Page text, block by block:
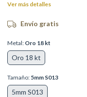
Ver más detalles
Envío gratis
Metal: Oro 18 kt
Oro 18 kt
Tamaño: 5mm S013
5mm S013